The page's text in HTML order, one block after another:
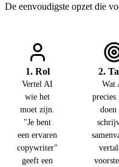
De eenvoudigste opzet die
1. Rol
Vertel AI
wie het
moet zijn.
"Je bent
een ervaren
copywriter"
geeft een
2.
Wat
precies